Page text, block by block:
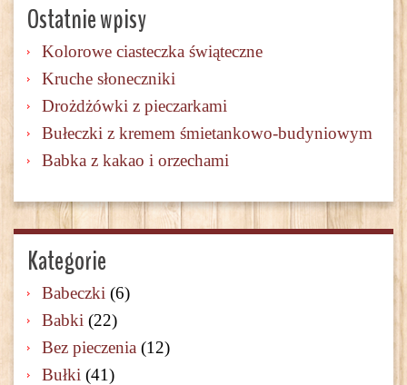
Ostatnie wpisy
Kolorowe ciasteczka świąteczne
Kruche słoneczniki
Drożdżówki z pieczarkami
Bułeczki z kremem śmietankowo-budyniowym
Babka z kakao i orzechami
Kategorie
Babeczki (6)
Babki (22)
Bez pieczenia (12)
Bułki (41)